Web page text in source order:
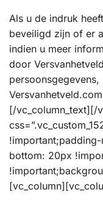
Als u de indruk
beveiligd zijn of er
indien u meer
door
[/vc_column_text][/
bottom: 20px